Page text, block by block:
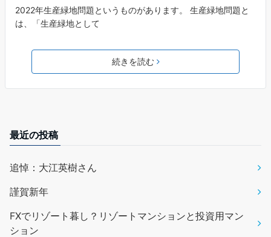
2022年生産緑地問題というものがあります。 生産緑地問題と
は、「生産緑地として
続きを読む
最近の投稿
追悼：大江英樹さん
謹賀新年
FXでリゾート暮し？リゾートマンションと投資用マン
ション